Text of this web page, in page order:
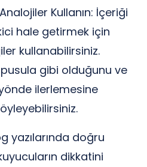
Kullanın: İçeriği
hale getirmek için
kullanabilirsiniz.
pusula gibi olduğunu ve
ilerlemesine
yazılarında doğru
dikkatini